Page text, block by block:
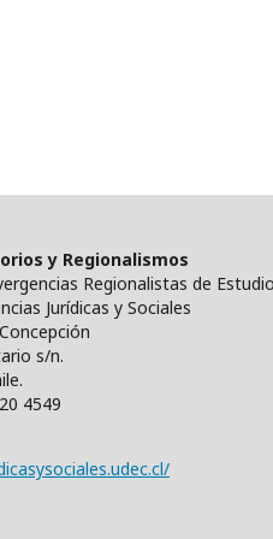
y Regionalismos
Regionalistas de
Jurídicas y Sociales
s/n.
4549